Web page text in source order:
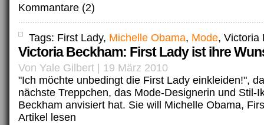
Kommantare (2)
Tags: First Lady, Michelle Obama, Mode, Victoria
Victoria Beckham: First Lady ist ihre
Von Yale Gilbert | 19 März 2010
"Ich möchte unbedingt die First Lady einkleiden!",
nächste Treppchen, das Mode-Designerin und Stil-
Beckham anvisiert hat. Sie will Michelle Obama,
Artikel lesen